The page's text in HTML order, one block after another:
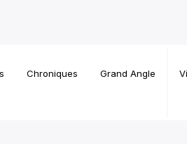
Chroniques Grand Angle